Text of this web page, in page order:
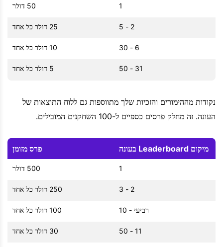
1 50 דולר
2 - 5 25 דולר כל אחד
6 - 30 10 דולר כל אחד
31 - 50 5 דולר כל אחד
נקודות מההימורים והזכיות שלך מתווספות גם ללוח התוצאות של
העונה. זה מחלק פרסים כספיים ל-100 השחקנים המובילים.
מיקום Leaderboard בעונה פרס מזומן
1 500 דולר
2 - 3 250 דולר כל אחד
רביעי - 10 100 דולר כל אחד
11 - 50 30 דולר כל אחד